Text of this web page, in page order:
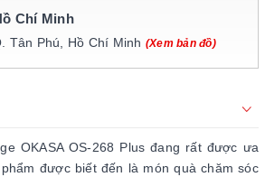
Chí Minh
Tân Phú, Hồ Chí Minh (Xem bản đồ)
OKASA OS-268 Plus đang rất được ưa
được biết đến là món quà chăm sóc